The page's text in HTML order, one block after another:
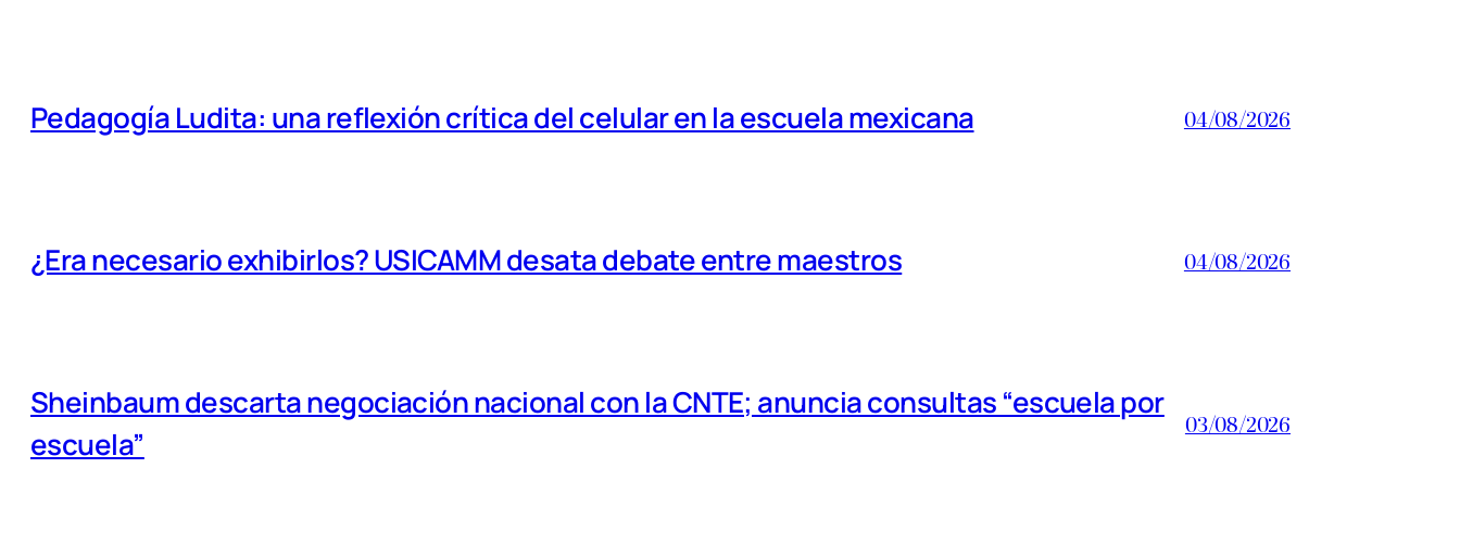
Pedagogía Ludita: una reflexión crítica del celular en la escuela mexicana 04/08/2026
¿Era necesario exhibirlos? USICAMM desata debate entre maestros 04/08/2026
Sheinbaum descarta negociación nacional con la CNTE; anuncia consultas “escuela por
escuela”
03/08/2026